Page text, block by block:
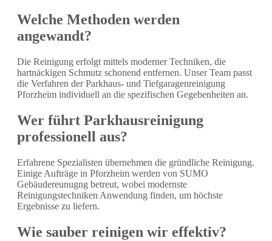
Welche Methoden werden
angewandt?
Die Reinigung erfolgt mittels moderner Techniken, die
hartnäckigen Schmutz schonend entfernen. Unser Team passt
die Verfahren der Parkhaus- und Tiefgaragenreinigung
Pforzheim individuell an die spezifischen Gegebenheiten an.
Wer führt Parkhausreinigung
professionell aus?
Erfahrene Spezialisten übernehmen die gründliche Reinigung.
Einige Aufträge in Pforzheim werden von SUMO
Gebäudereunugng betreut, wobei modernste
Reinigungstechniken Anwendung finden, um höchste
Ergebnisse zu liefern.
Wie sauber reinigen wir effektiv?